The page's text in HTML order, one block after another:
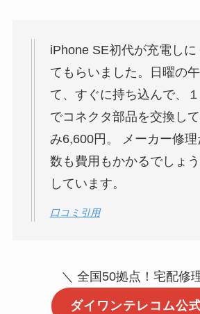
iPhone SE初代が充電しに
てもらいました。日曜の
て、すぐに持ち込んで、
でコネクタ部品を交換し
み6,600円。 メーカー修理
数も費用もかかるでしょ
しています。
口コミ引用
＼ 全国50拠点！宅配修
ダイワンテレコム公